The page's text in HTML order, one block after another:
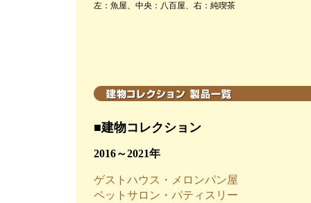
左：魚屋、中央：八百屋、右：純喫茶
■建物コレクション
2016～2021年
ゲストハウス・メロンパン屋
ペットサロン・パティスリー